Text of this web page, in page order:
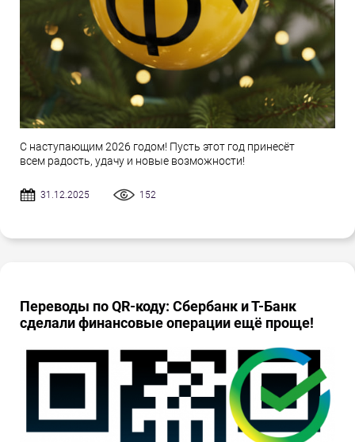
С наступающим 2026 годом! Пусть этот год принесёт
всем радость, удачу и новые возможности!
31.12.2025 152
Переводы по QR-коду: Сбербанк и Т-Банк
сделали финансовые операции ещё проще!